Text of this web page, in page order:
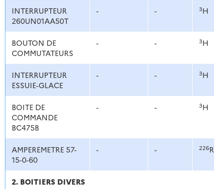
INTERRUPTEUR
260UN01AA50T
- - 3H
BOUTON DE
COMMUTATEURS
- - 3H
INTERRUPTEUR
ESSUIE-GLACE
- - 3H
BOITE DE
COMMANDE
BC475B
- - 3H
AMPEREMETRE 57-
15-0-60
- - 226Ra
2. BOITIERS DIVERS